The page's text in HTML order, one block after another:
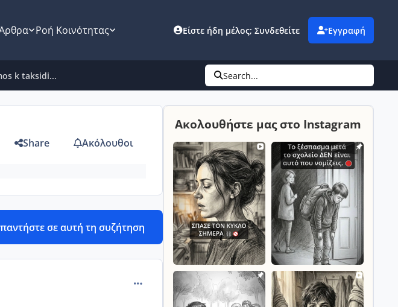
Ροή Κοινότητας Είστε ήδη μέλος; Συνδεθείτε Εγγραφή
k taksidi... Search...
Share Ακόλουθοι
σε αυτή τη συζήτηση
comment_875282
Ακολουθήστε μας στο Instagram